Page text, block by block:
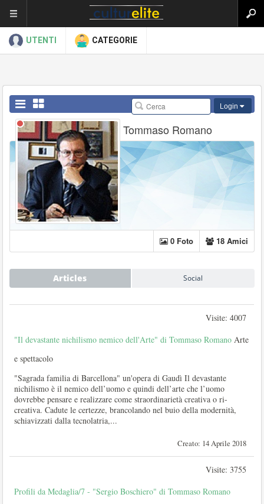
UTENTI CATEGORIE
Login
Tommaso Romano
18 Amici
0 Foto
Articles Social
Visite: 4007
"Il devastante nichilismo nemico dell'Arte" di Tommaso Romano Arte
e spettacolo
"Sagrada familia di Barcellona" un'opera di Gaudì Il devastante
nichilismo è il nemico dell’uomo e quindi dell’arte che l’uomo
dovrebbe pensare e realizzare come straordinarietà creativa o ri-
creativa. Cadute le certezze, brancolando nel buio della modernità,
schiavizzati dalla tecnolatria,...
Creato: 14 Aprile 2018
Visite: 3755
Profili da Medaglia/7 - "Sergio Boschiero" di Tommaso Romano